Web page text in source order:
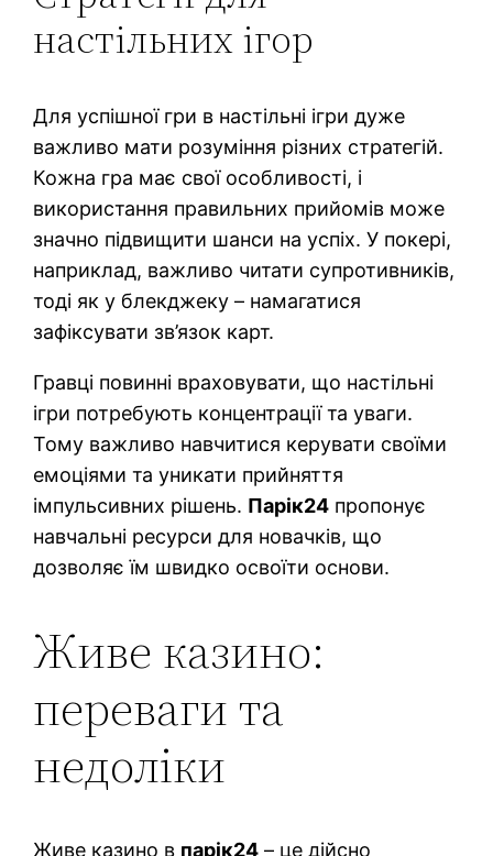
настільних ігор
Для успішної гри в настільні ігри дуже
важливо мати розуміння різних стратегій.
Кожна гра має свої особливості, і
використання правильних прийомів може
значно підвищити шанси на успіх. У покері,
наприклад, важливо читати супротивників,
тоді як у блекджеку – намагатися
зафіксувати зв’язок карт.
Гравці повинні враховувати, що настільні
ігри потребують концентрації та уваги.
Тому важливо навчитися керувати своїми
емоціями та уникати прийняття
імпульсивних рішень. Парік24 пропонує
навчальні ресурси для новачків, що
дозволяє їм швидко освоїти основи.
Живе казино:
переваги та
недоліки
Живе казино в парік24 – це дійсно